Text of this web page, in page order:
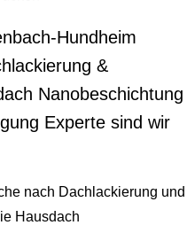
Hundheim
&
Nanobeschichtung
Experte sind wir
nach Dachlackierung und
Hausdach